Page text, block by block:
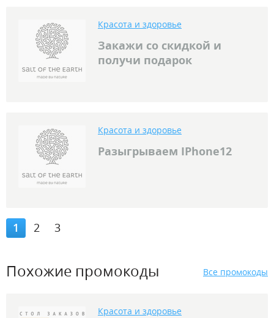
Красота и здоровье
Закажи со скидкой и
получи подарок
Красота и здоровье
Разыгрываем IPhone12
1 2 3
Похожие промокоды Все промокоды
Красота и здоровье